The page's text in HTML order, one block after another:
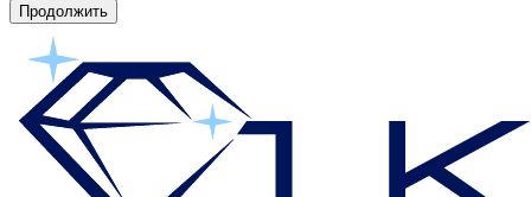
Продолжить